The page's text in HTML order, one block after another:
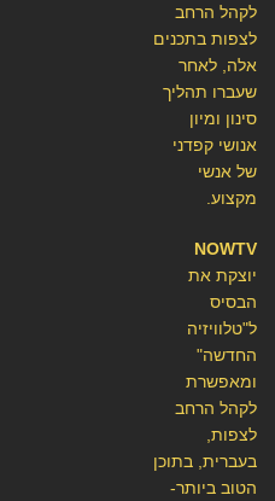
לקהל הרחב
לצפות בתכנים
אלה, לאחר
שעברו תהליך
סינון ומיון
אנושי קפדני
של אנשי
מקצוע.
NOWTV
יוצקת את
הבסיס
ל"טלוויזיה
החדשה"
ומאפשרת
לקהל הרחב
לצפות,
בעברית, בתוכן
הטוב ביותר-